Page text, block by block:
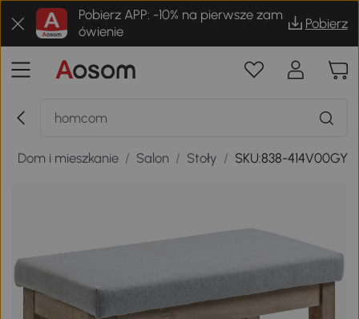
Pobierz APP: -10% na pierwsze zam
ówienie
Pobierz
Dom i mieszkanie / Salon / Stoły / SKU:838-414V00GY